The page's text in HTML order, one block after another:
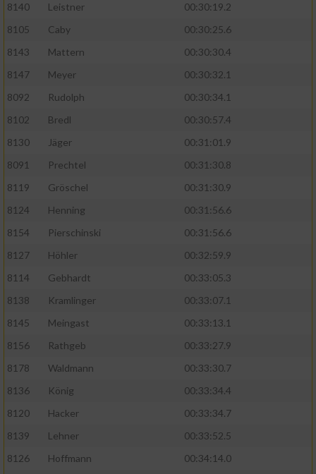
8140
Leistner
00:30:19.2
8105
Caby
00:30:25.6
8143
Mattern
00:30:30.4
8147
Meyer
00:30:32.1
8092
Rudolph
00:30:34.1
8102
Bredl
00:30:57.4
8130
Jäger
00:31:01.9
8091
Prechtel
00:31:30.8
8119
Gröschel
00:31:30.9
8124
Henning
00:31:56.6
8154
Pierschinski
00:31:56.6
8127
Höhler
00:32:59.9
8114
Gebhardt
00:33:05.3
8138
Kramlinger
00:33:07.1
8145
Meingast
00:33:13.1
8156
Rathgeb
00:33:27.9
8178
Waldmann
00:33:30.7
8136
König
00:33:34.4
8120
Hacker
00:33:34.7
8139
Lehner
00:33:52.5
8126
Hoffmann
00:34:14.0